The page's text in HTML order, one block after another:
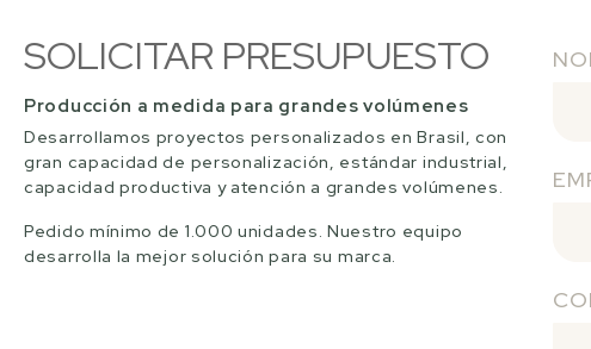
SOLICITAR PRESUPUESTO
Producción a medida para grandes volúmenes
Desarrollamos proyectos personalizados en Brasil, con
gran capacidad de personalización, estándar industrial,
capacidad productiva y atención a grandes volúmenes.
Pedido mínimo de 1.000 unidades. Nuestro equipo
desarrolla la mejor solución para su marca.